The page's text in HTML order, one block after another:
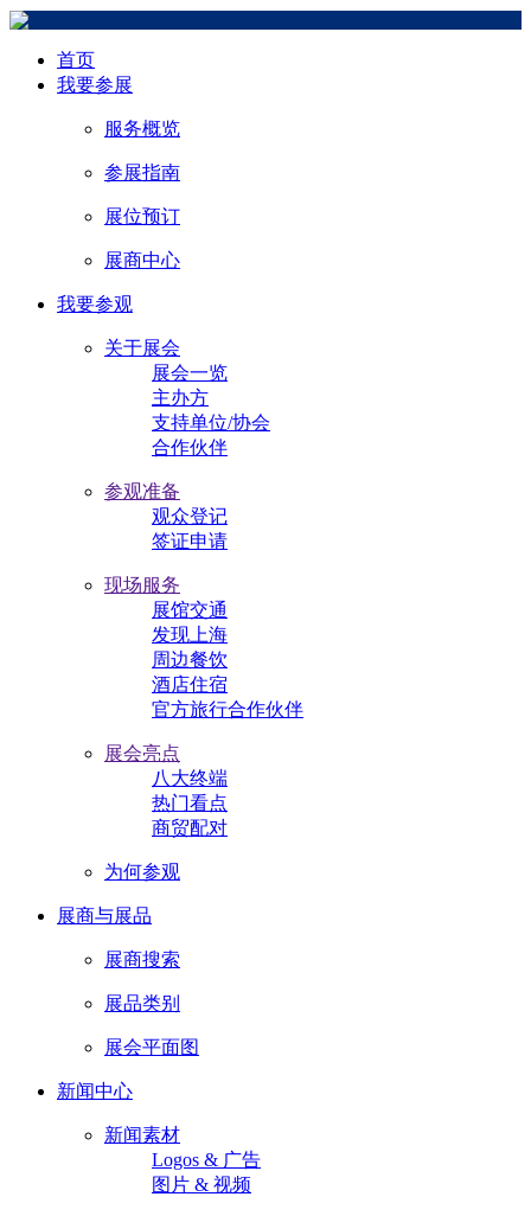
首页
我要参展
服务概览
参展指南
展位预订
展商中心
我要参观
关于展会
展会一览
主办方
支持单位/协会
合作伙伴
参观准备
观众登记
签证申请
现场服务
展馆交通
发现上海
周边餐饮
酒店住宿
官方旅行合作伙伴
展会亮点
八大终端
热门看点
商贸配对
为何参观
展商与展品
展商搜索
展品类别
展会平面图
新闻中心
新闻素材
Logos & 广告
图片 & 视频